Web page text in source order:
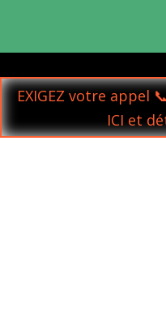
EXIGEZ votre appel
ICI et